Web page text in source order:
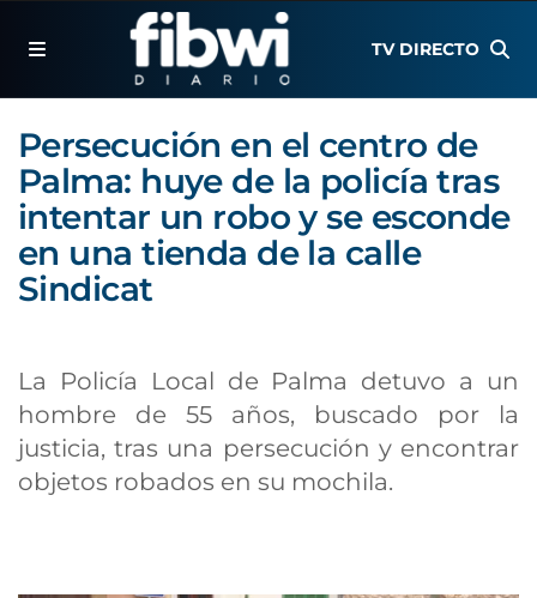
TV DIRECTO
Persecución en el centro de
Palma: huye de la policía tras
intentar un robo y se esconde
en una tienda de la calle
Sindicat
La Policía Local de Palma detuvo a un
hombre de 55 años, buscado por la
justicia, tras una persecución y encontrar
objetos robados en su mochila.